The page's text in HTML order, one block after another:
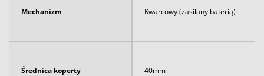
Mechanizm Kwarcowy (zasilany baterią)
Średnica koperty 40mm